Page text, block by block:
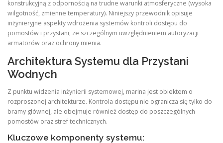
konstrukcyjną z odpornością na trudne warunki atmosferyczne (wysoka
wilgotność, zmienne temperatury). Niniejszy przewodnik opisuje
inżynieryjne aspekty wdrożenia systemów kontroli dostępu do
pomostów i przystani, ze szczególnym uwzględnieniem autoryzacji
armatorów oraz ochrony mienia.
Architektura Systemu dla Przystani
Wodnych
Z punktu widzenia inżynierii systemowej, marina jest obiektem o
rozproszonej architekturze. Kontrola dostępu nie ogranicza się tylko do
bramy głównej, ale obejmuje również dostęp do poszczególnych
pomostów oraz stref technicznych.
Kluczowe komponenty systemu: